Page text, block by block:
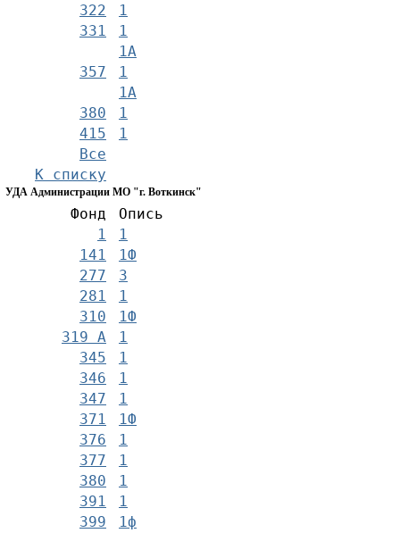
322
1
331
1
1А
357
1
1А
380
1
415
1
Все
К списку
УДА Администрации МО "г. Воткинск"
Фонд
Опись
1
1
141
1Ф
277
3
281
1
310
1Ф
319 А
1
345
1
346
1
347
1
371
1Ф
376
1
377
1
380
1
391
1
399
1ф